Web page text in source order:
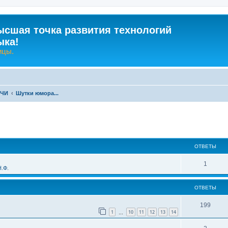
точка развития технологий
Шутки юмора...
ОТВЕТЫ
1
т
в
е
ОТВЕТЫ
1 10 11 12 13 14
199О
т